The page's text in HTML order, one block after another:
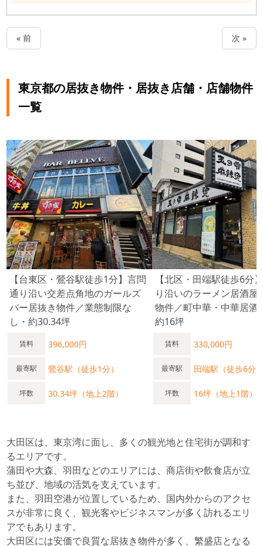
« 前 次 »
東京都の居抜き物件・居抜き店舗・店舗物件
一覧
【台東区・鶯谷駅徒歩1分】言問
通り沿い交差点角地のガールズ
バー居抜き物件／業態制限な
し・約30.34坪
賃料 396,000円
最寄駅 鶯谷駅（徒歩1分）
坪数 30.34坪（地上2階）
【北区・田端駅徒歩6分
り沿いのラーメン居酒屋
物件／町中華・中華居酒
約16坪
賃料 330,000円
最寄駅 田端駅（徒歩6分
坪数 16坪（地上1階）
大田区は、東京湾に面し、多くの観光地と住宅街が調和す
るエリアです。
蒲田や大森、羽田などのエリアには、商店街や飲食店が立
ち並び、地域の活気を支えています。
また、羽田空港が位置しているため、国内外からのアクセ
スが非常に良く、観光客やビジネスマンが多く訪れるエリ
アでもあります。
大田区には安価で良質な居抜き物件が多く、繁盛店となる